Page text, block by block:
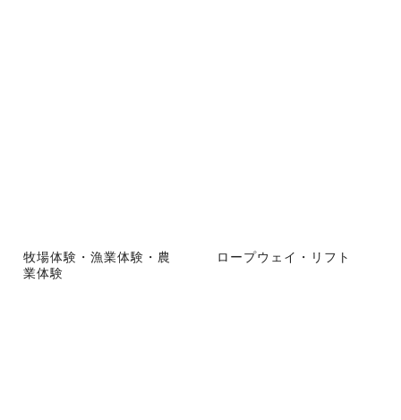
牧場体験・漁業体験・農
業体験
ロープウェイ・リフト